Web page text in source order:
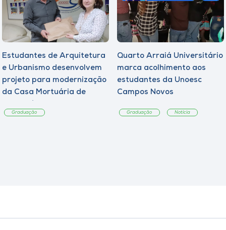
Estudantes de Arquitetura
e Urbanismo desenvolvem
projeto para modernização
da Casa Mortuária de
Graduação
Quarto Arraiá Universitário
marca acolhimento aos
estudantes da Unoesc
Campos Novos
Graduação Notícia